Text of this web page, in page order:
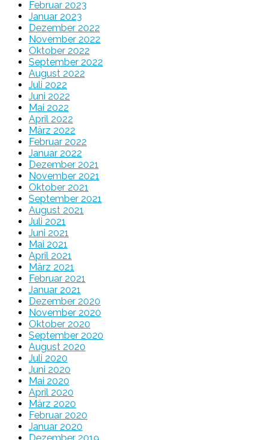
Februar 2023
Januar 2023
Dezember 2022
November 2022
Oktober 2022
September 2022
August 2022
Juli 2022
Juni 2022
Mai 2022
April 2022
März 2022
Februar 2022
Januar 2022
Dezember 2021
November 2021
Oktober 2021
September 2021
August 2021
Juli 2021
Juni 2021
Mai 2021
April 2021
März 2021
Februar 2021
Januar 2021
Dezember 2020
November 2020
Oktober 2020
September 2020
August 2020
Juli 2020
Juni 2020
Mai 2020
April 2020
März 2020
Februar 2020
Januar 2020